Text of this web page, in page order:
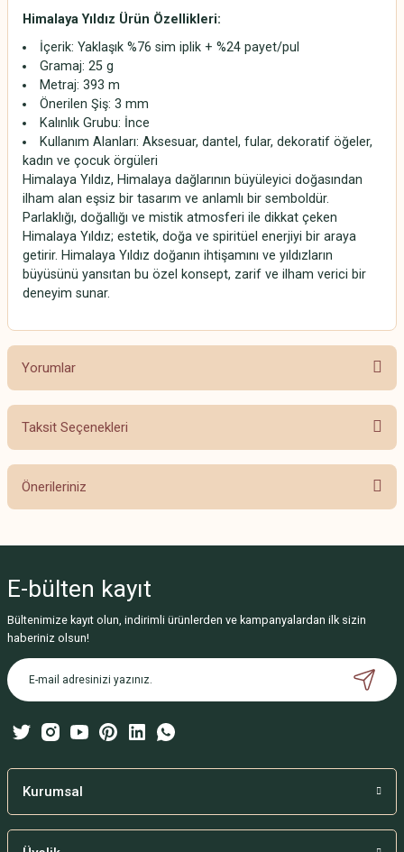
Himalaya Yıldız Ürün Özellikleri:
İçerik: Yaklaşık %76 sim iplik + %24 payet/pul
Gramaj: 25 g
Metraj: 393 m
Önerilen Şiş: 3 mm
Kalınlık Grubu: İnce
Kullanım Alanları: Aksesuar, dantel, fular, dekoratif öğeler,
kadın ve çocuk örgüleri
Himalaya Yıldız, Himalaya dağlarının büyüleyici doğasından
ilham alan eşsiz bir tasarım ve anlamlı bir semboldür.
Parlaklığı, doğallığı ve mistik atmosferi ile dikkat çeken
Himalaya Yıldız; estetik, doğa ve spiritüel enerjiyi bir araya
getirir. Himalaya Yıldız doğanın ihtişamını ve yıldızların
büyüsünü yansıtan bu özel konsept, zarif ve ilham verici bir
deneyim sunar.
Yorumlar
Taksit Seçenekleri
Önerileriniz
Görüş ve önerileriniz için teşekkür ederiz.
Ürün resmi kalitesiz, bozuk veya görüntülenemiyor.
Ürün açıklamasında eksik bilgiler bulunuyor.
Ürün bilgilerinde hatalar bulunuyor.
Bu ürüne benzer farklı alternatifler olmalı.
E-bülten kayıt
Bültenimize kayıt olun, indirimli ürünlerden ve kampanyalardan ilk sizin
haberiniz olsun!
Kurumsal